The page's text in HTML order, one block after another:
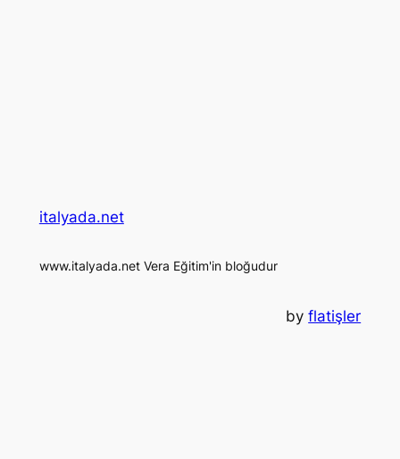
italyada.net
www.italyada.net Vera Eğitim'in bloğudur
byflatişler